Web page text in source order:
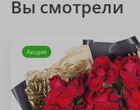
Вы смотрели
Акция